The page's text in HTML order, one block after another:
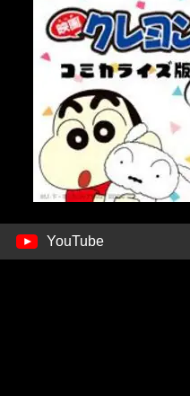
YouTube